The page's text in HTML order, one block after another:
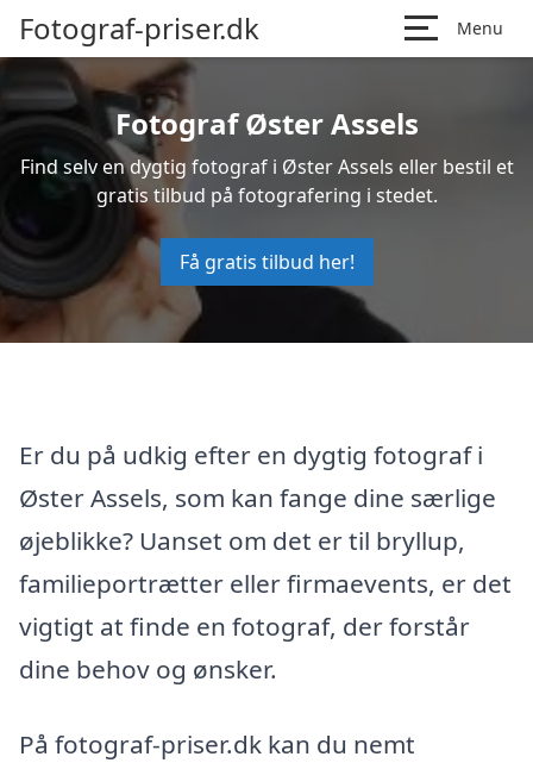
Fotograf-priser.dk Menu
Fotograf Øster Assels
Find selv en dygtig fotograf i Øster Assels eller bestil et
gratis tilbud på fotografering i stedet.
Få gratis tilbud her!
Er du på udkig efter en dygtig fotograf i
Øster Assels, som kan fange dine særlige
øjeblikke? Uanset om det er til bryllup,
familieportrætter eller firmaevents, er det
vigtigt at finde en fotograf, der forstår
dine behov og ønsker.
På fotograf-priser.dk kan du nemt